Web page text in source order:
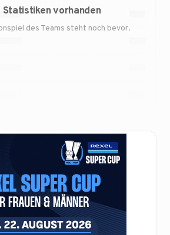
Statistiken vorhanden
des Teams steht noch bevor.